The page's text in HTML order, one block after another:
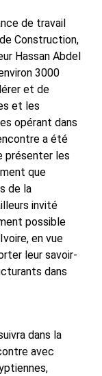
de travail
Construction,
Hassan Abdel
3000
et de
et les
opérant dans
a été
présenter les
que
de la
invité
possible
en vue
leur savoir-
dans
dans la
avec